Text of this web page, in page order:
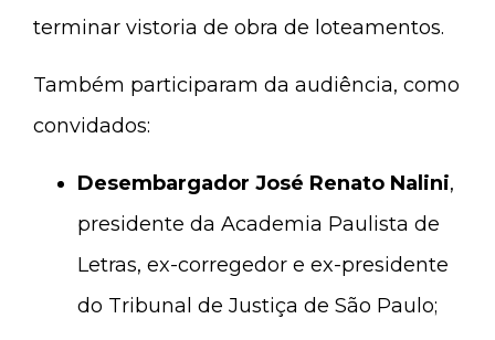
terminar vistoria de obra de loteamentos.
Também participaram da audiência, como
convidados:
Desembargador José Renato Nalini,
presidente da Academia Paulista de
Letras, ex-corregedor e ex-presidente
do Tribunal de Justiça de São Paulo;